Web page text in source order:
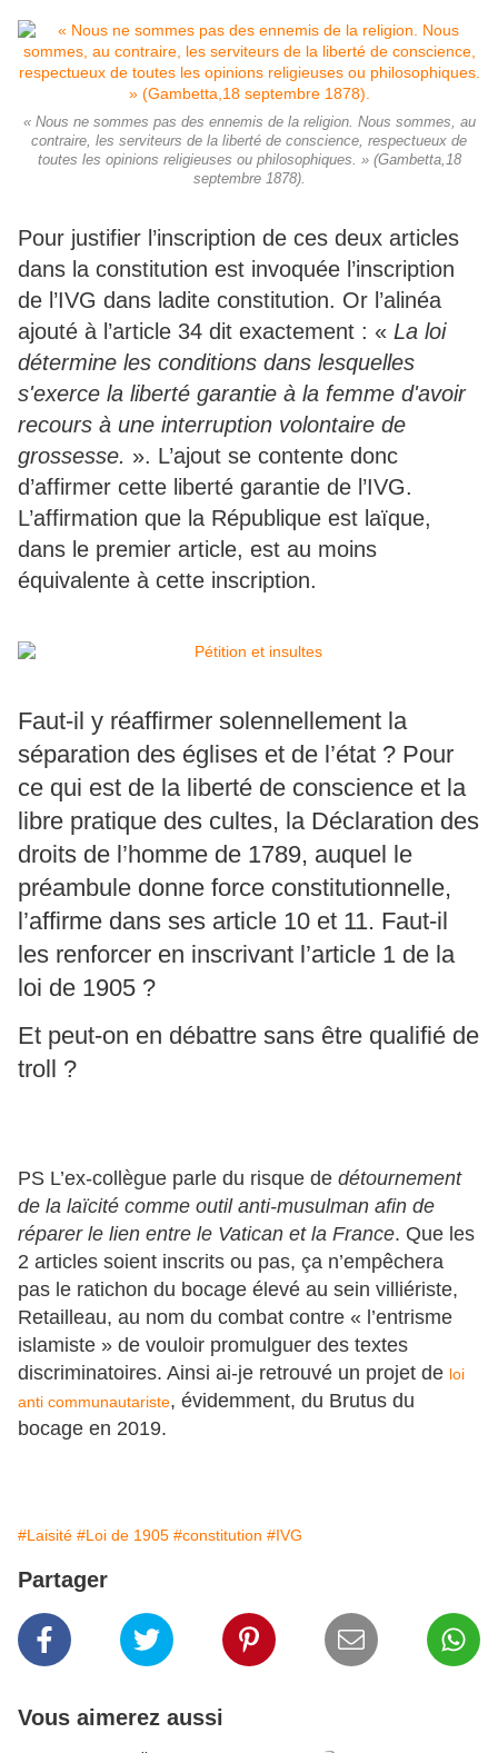
« Nous ne sommes pas des ennemis de la religion. Nous sommes, au
contraire, les serviteurs de la liberté de conscience, respectueux de
toutes les opinions religieuses ou philosophiques. » (Gambetta,18
septembre 1878).
Pour justifier l’inscription de ces deux articles
dans la constitution est invoquée l’inscription
de l’IVG dans ladite constitution. Or l’alinéa
ajouté à l’article 34 dit exactement : « La loi
détermine les conditions dans lesquelles
s'exerce la liberté garantie à la femme d'avoir
recours à une interruption volontaire de
grossesse. ». L’ajout se contente donc
d’affirmer cette liberté garantie de l’IVG.
L’affirmation que la République est laïque,
dans le premier article, est au moins
équivalente à cette inscription.
Faut-il y réaffirmer solennellement la
séparation des églises et de l’état ? Pour
ce qui est de la liberté de conscience et la
libre pratique des cultes, la Déclaration des
droits de l’homme de 1789, auquel le
préambule donne force constitutionnelle,
l’affirme dans ses article 10 et 11. Faut-il
les renforcer en inscrivant l’article 1 de la
loi de 1905 ?
Et peut-on en débattre sans être qualifié de
troll ?
PS L’ex-collègue parle du risque de détournement
de la laïcité comme outil anti-musulman afin de
réparer le lien entre le Vatican et la France. Que les
2 articles soient inscrits ou pas, ça n’empêchera
pas le ratichon du bocage élevé au sein villiériste,
Retailleau, au nom du combat contre « l’entrisme
islamiste » de vouloir promulguer des textes
discriminatoires. Ainsi ai-je retrouvé un projet de loi
anti communautariste, évidemment, du Brutus du
bocage en 2019.
#Laisité #Loi de 1905 #constitution #IVG
Partager
Vous aimerez aussi